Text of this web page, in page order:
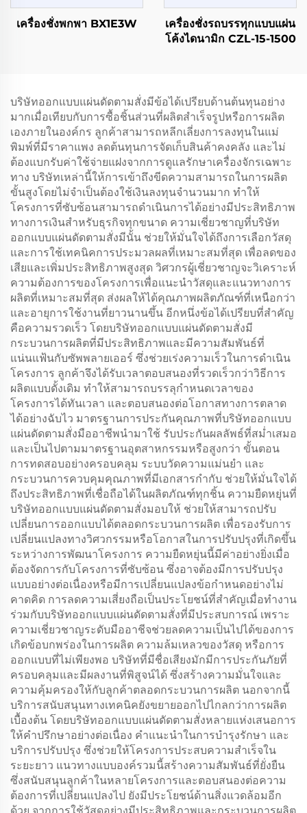
เครื่องชั่งพกพา BX1E3W
เครื่องชั่งรถบรรทุกแบบแผ่น
โค้งไดนามิก CZL-15-1500
บริษัทออกแบบแผ่นดัดตามสั่งมีข้อได้เปรียบด้านต้นทุนอย่าง
มากเมื่อเทียบกับการซื้อชิ้นส่วนที่ผลิตสำเร็จรูปหรือการผลิต
เองภายในองค์กร ลูกค้าสามารถหลีกเลี่ยงการลงทุนในแม่
พิมพ์ที่มีราคาแพง ลดต้นทุนการจัดเก็บสินค้าคงคลัง และไม่
ต้องแบกรับค่าใช้จ่ายแฝงจากการดูแลรักษาเครื่องจักรเฉพาะ
ทาง บริษัทเหล่านี้ให้การเข้าถึงขีดความสามารถในการผลิต
ขั้นสูงโดยไม่จำเป็นต้องใช้เงินลงทุนจำนวนมาก ทำให้
โครงการที่ซับซ้อนสามารถดำเนินการได้อย่างมีประสิทธิภาพ
ทางการเงินสำหรับธุรกิจทุกขนาด ความเชี่ยวชาญที่บริษัท
ออกแบบแผ่นดัดตามสั่งมีนั้น ช่วยให้มั่นใจได้ถึงการเลือกวัสดุ
และการใช้เทคนิคการประมวลผลที่เหมาะสมที่สุด เพื่อลดของ
เสียและเพิ่มประสิทธิภาพสูงสุด วิศวกรผู้เชี่ยวชาญจะวิเคราะห์
ความต้องการของโครงการเพื่อแนะนำวัสดุและแนวทางการ
ผลิตที่เหมาะสมที่สุด ส่งผลให้ได้คุณภาพผลิตภัณฑ์ที่เหนือกว่า
และอายุการใช้งานที่ยาวนานขึ้น อีกหนึ่งข้อได้เปรียบที่สำคัญ
คือความรวดเร็ว โดยบริษัทออกแบบแผ่นดัดตามสั่งมี
กระบวนการผลิตที่มีประสิทธิภาพและมีความสัมพันธ์ที่
แน่นแฟ้นกับซัพพลายเออร์ ซึ่งช่วยเร่งความเร็วในการดำเนิน
โครงการ ลูกค้าจึงได้รับเวลาตอบสนองที่รวดเร็วกว่าวิธีการ
ผลิตแบบดั้งเดิม ทำให้สามารถบรรลุกำหนดเวลาของ
โครงการได้ทันเวลา และตอบสนองต่อโอกาสทางการตลาด
ได้อย่างฉับไว มาตรฐานการประกันคุณภาพที่บริษัทออกแบบ
แผ่นดัดตามสั่งมืออาชีพนำมาใช้ รับประกันผลลัพธ์ที่สม่ำเสมอ
และเป็นไปตามมาตรฐานอุตสาหกรรมหรือสูงกว่า ขั้นตอน
การทดสอบอย่างครอบคลุม ระบบวัดความแม่นยำ และ
กระบวนการควบคุมคุณภาพที่มีเอกสารกำกับ ช่วยให้มั่นใจได้
ถึงประสิทธิภาพที่เชื่อถือได้ในผลิตภัณฑ์ทุกชิ้น ความยืดหยุ่นที่
บริษัทออกแบบแผ่นดัดตามสั่งมอบให้ ช่วยให้สามารถปรับ
เปลี่ยนการออกแบบได้ตลอดกระบวนการผลิต เพื่อรองรับการ
เปลี่ยนแปลงทางวิศวกรรมหรือโอกาสในการปรับปรุงที่เกิดขึ้น
ระหว่างการพัฒนาโครงการ ความยืดหยุ่นนี้มีค่าอย่างยิ่งเมื่อ
ต้องจัดการกับโครงการที่ซับซ้อน ซึ่งอาจต้องมีการปรับปรุง
แบบอย่างต่อเนื่องหรือมีการเปลี่ยนแปลงข้อกำหนดอย่างไม่
คาดคิด การลดความเสี่ยงถือเป็นประโยชน์ที่สำคัญเมื่อทำงาน
ร่วมกับบริษัทออกแบบแผ่นดัดตามสั่งที่มีประสบการณ์ เพราะ
ความเชี่ยวชาญระดับมืออาชีจช่วยลดความเป็นไปได้ของการ
เกิดข้อบกพร่องในการผลิต ความล้มเหลวของวัสดุ หรือการ
ออกแบบที่ไม่เพียงพอ บริษัทที่มีชื่อเสียงมักมีการประกันภัยที่
ครอบคลุมและมีผลงานที่พิสูจน์ได้ ซึ่งสร้างความมั่นใจและ
ความคุ้มครองให้กับลูกค้าตลอดกระบวนการผลิต นอกจากนี้
บริการสนับสนุนทางเทคนิคยังขยายออกไปไกลกว่าการผลิต
เบื้องต้น โดยบริษัทออกแบบแผ่นดัดตามสั่งหลายแห่งเสนอการ
ให้คำปรึกษาอย่างต่อเนื่อง คำแนะนำในการบำรุงรักษา และ
บริการปรับปรุง ซึ่งช่วยให้โครงการประสบความสำเร็จใน
ระยะยาว แนวทางแบบองค์รวมนี้สร้างความสัมพันธ์ที่ยั่งยืน
ซึ่งสนับสนุนลูกค้าในหลายโครงการและตอบสนองต่อความ
ต้องการที่เปลี่ยนแปลงไป ยังมีประโยชน์ด้านสิ่งแวดล้อมอีก